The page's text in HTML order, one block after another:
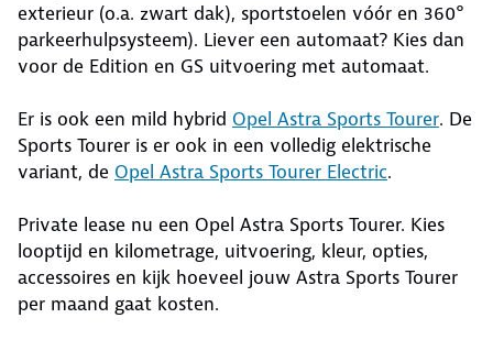
exterieur (o.a. zwart dak), sportstoelen vóór en 360°
parkeerhulpsysteem). Liever een automaat? Kies dan
voor de Edition en GS uitvoering met automaat.
Er is ook een mild hybrid Opel Astra Sports Tourer. De
Sports Tourer is er ook in een volledig elektrische
variant, de Opel Astra Sports Tourer Electric.
Private lease nu een Opel Astra Sports Tourer. Kies
looptijd en kilometrage, uitvoering, kleur, opties,
accessoires en kijk hoeveel jouw Astra Sports Tourer
per maand gaat kosten.